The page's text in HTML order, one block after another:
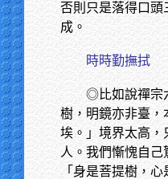
否則只是落得口頭
成。
時時勤撫拭
◎比如說禪宗
樹，明鏡亦非臺，
埃。」境界太高，
人。我們慚愧自
「身是菩提樹，